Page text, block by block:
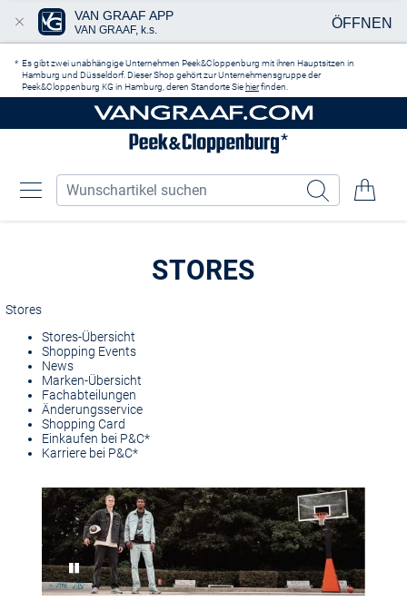
Es gibt zwei unabhängige Unternehmen Peek&Cloppenburg mit ihren Hauptsitzen in
Hamburg und Düsseldorf. Dieser Shop gehört zur Unternehmensgruppe der
Peek&Cloppenburg KG in Hamburg, deren Standorte Sie hierfinden.
STORES
Stores
Stores-Übersicht
Shopping Events
News
Marken-Übersicht
Fachabteilungen
Änderungsservice
Shopping Card
Einkaufen bei P&C*
Karriere bei P&C*
Pause
VAN GRAAF APP
VAN GRAAF, k.s. ÖFFNEN